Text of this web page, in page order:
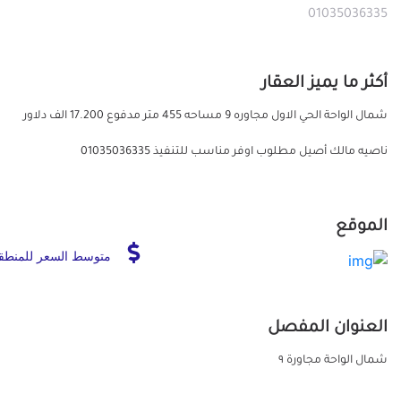
01035036335
أكثر ما يميز العقار
شمال الواحة الحي الاول مجاوره 9 مساحه 455 متر مدفوع 17.200 الف دلاور
ناصيه مالك أصيل مطلوب اوفر مناسب للتنفيذ 01035036335
الموقع
متوسط السعر
العنوان المفصل
شمال الواحة مجاورة ٩